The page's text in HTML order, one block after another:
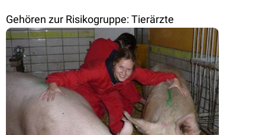
Gehören zur Risikogruppe: Tierärzte